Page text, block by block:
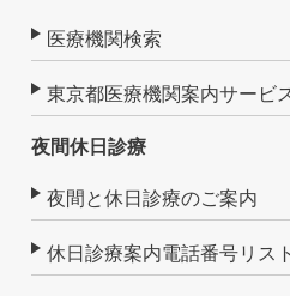
医療機関検索
東京都医療機関案内サービ
夜間休日診療
夜間と休日診療のご案内
休日診療案内電話番号リスト